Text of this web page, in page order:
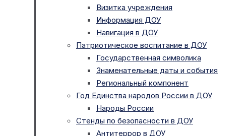
Визитка учреждения
Информация ДОУ
Навигация в ДОУ
Патриотическое воспитание в ДОУ
Государственная символика
Знаменательные даты и события
Региональный компонент
Год Единства народов России в ДОУ
Народы России
Стенды по безопасности в ДОУ
Антитеррор в ДОУ